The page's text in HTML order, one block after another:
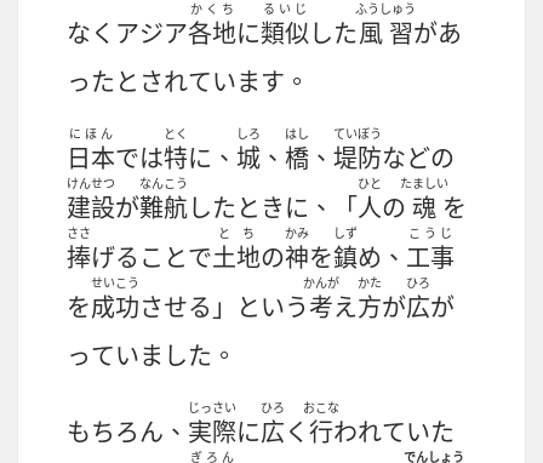
なくアジア各地
かくち
に類似
るいじ
した風習
ふうしゅう
があ
ったとされています。
日本
にほん
では特
とく
に、 城
しろ
、 橋
はし
、 堤防
ていぼう
などの
建設
けんせつ
が難航
なんこう
したときに、「人
ひと
の 魂
たましい
を
捧
ささ
げることで土地
とち
の神
かみ
を鎮
しず
め、 工事
こうじ
を成功
せいこう
させる」という考
かんが
え方
かた
が広
ひろ
が
っていました。
もちろん、 実際
じっさい
に広
ひろ
く行
おこな
われていた
ぎろん でんしょう